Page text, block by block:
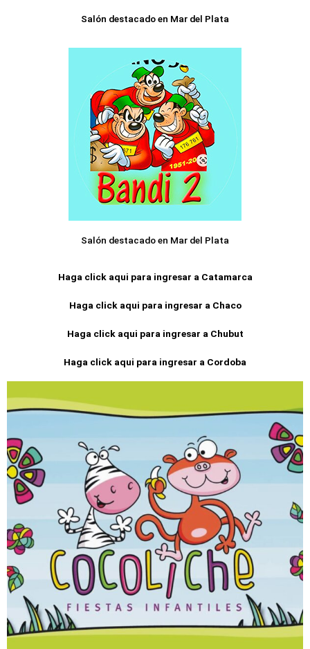
Salón destacado en Mar del Plata
Salón destacado en Mar del Plata
Haga click aqui para ingresar a Catamarca
Haga click aqui para ingresar a Chaco
Haga click aqui para ingresar a Chubut
Haga click aqui para ingresar a Cordoba